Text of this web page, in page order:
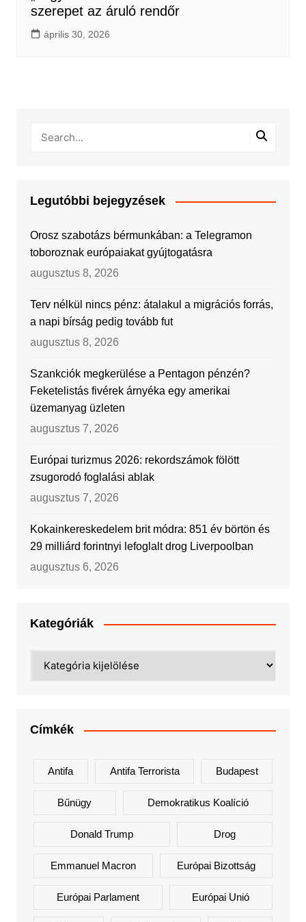
szerepet az áruló rendőr
április 30, 2026
Legutóbbi bejegyzések
Orosz szabotázs bérmunkában: a Telegramon
toboroznak európaiakat gyújtogatásra
augusztus 8, 2026
Terv nélkül nincs pénz: átalakul a migrációs forrás,
a napi bírság pedig tovább fut
augusztus 8, 2026
Szankciók megkerülése a Pentagon pénzén?
Feketelistás fivérek árnyéka egy amerikai
üzemanyag üzleten
augusztus 7, 2026
Európai turizmus 2026: rekordszámok fölött
zsugorodó foglalási ablak
augusztus 7, 2026
Kokainkereskedelem brit módra: 851 év börtön és
29 milliárd forintnyi lefoglalt drog Liverpoolban
augusztus 6, 2026
Kategóriák
Címkék
Antifa Antifa Terrorista Budapest
Bűnügy Demokratikus Koalíció
Donald Trump Drog
Emmanuel Macron Európai Bizottság
Európai Parlament Európai Unió